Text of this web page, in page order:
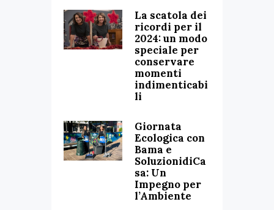
La scatola dei
ricordi per il
2024: un modo
speciale per
conservare
momenti
indimenticabi
li
Giornata
Ecologica con
Bama e
SoluzionidiCa
sa: Un
Impegno per
l’Ambiente